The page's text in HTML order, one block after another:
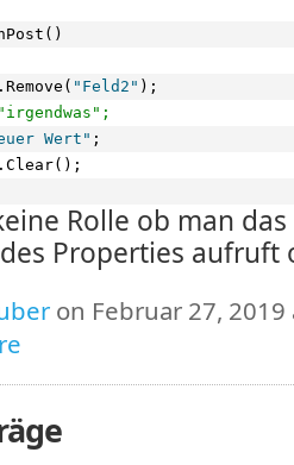
"Feld2" );
Wert" ;
Rolle ob man
Properties aufruft
on Februar 27, 2019